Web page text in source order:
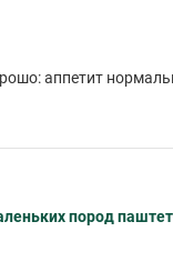
аппетит
пород